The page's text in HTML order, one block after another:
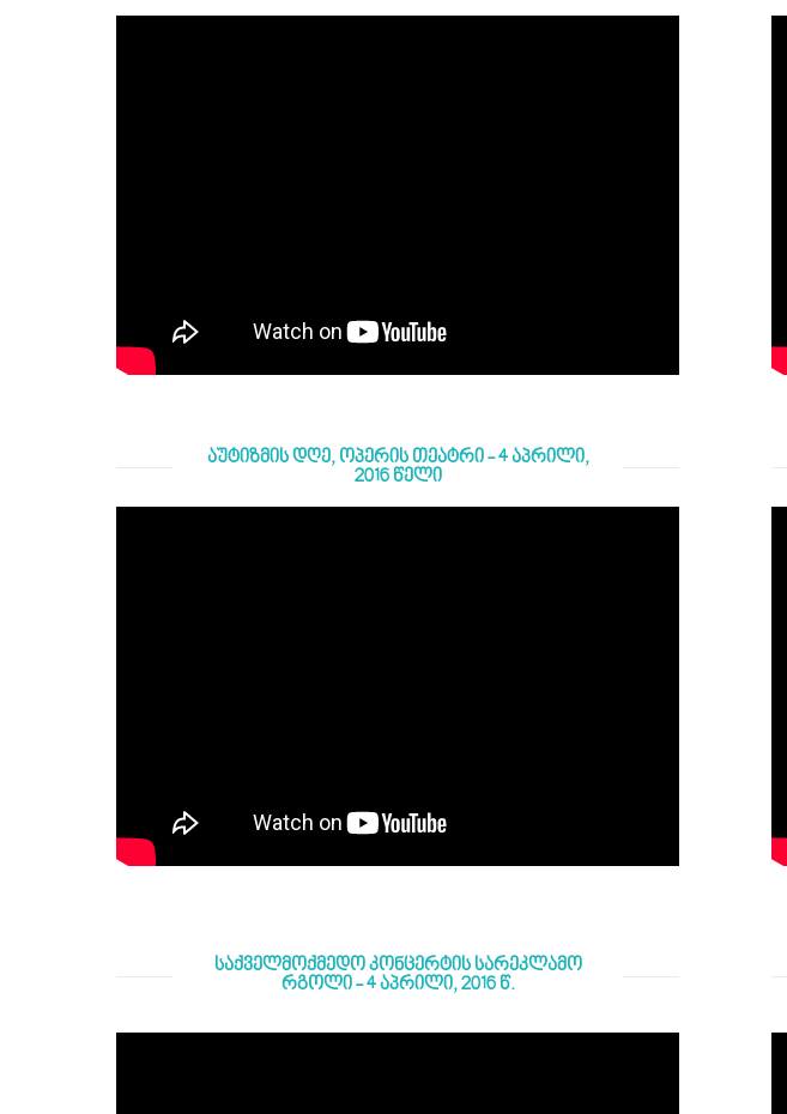
აუტიზმის დღე, ოპერის თეატრი - 4 აპრილი,
2016 წელი
საქველმოქმედო კონცერტის სარეკლამო
რგოლი - 4 აპრილი, 2016 წ.